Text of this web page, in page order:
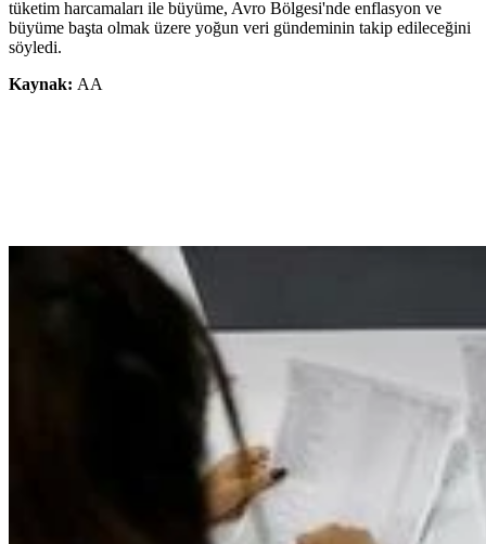
tüketim harcamaları ile büyüme, Avro Bölgesi'nde enflasyon ve
büyüme başta olmak üzere yoğun veri gündeminin takip edileceğini
söyledi.
Kaynak: AA